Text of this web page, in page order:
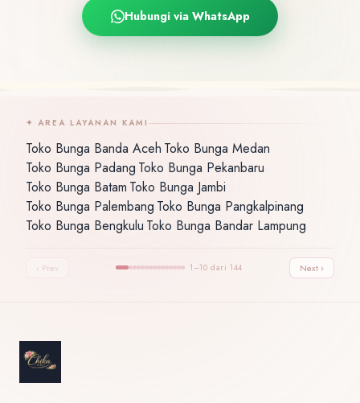
Hubungi via WhatsApp
✦ AREA LAYANAN KAMI
Toko Bunga Banda Aceh Toko Bunga Medan
Toko Bunga Padang Toko Bunga Pekanbaru
Toko Bunga Batam Toko Bunga Jambi
Toko Bunga Palembang Toko Bunga Pangkalpinang
Toko Bunga Bengkulu Toko Bunga Bandar Lampung
‹ Prev 1–10 dari 144 Next ›